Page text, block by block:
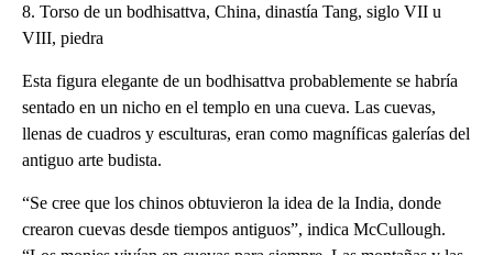
8. Torso de un bodhisattva, China, dinastía Tang, siglo VII u
VIII, piedra
Esta figura elegante de un bodhisattva probablemente se habría
sentado en un nicho en el templo en una cueva. Las cuevas,
llenas de cuadros y esculturas, eran como magníficas galerías del
antiguo arte budista.
“Se cree que los chinos obtuvieron la idea de la India, donde
crearon cuevas desde tiempos antiguos”, indica McCullough.